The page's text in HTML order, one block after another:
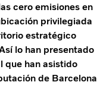
cero emisiones en
privilegiada
estratégico
lo han presentado
que han asistido
de Barcelona